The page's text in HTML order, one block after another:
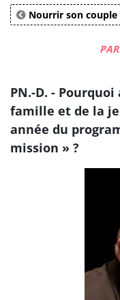
Nourrir son couple
PN.-D. -
famille et de la
année du
mission » ?